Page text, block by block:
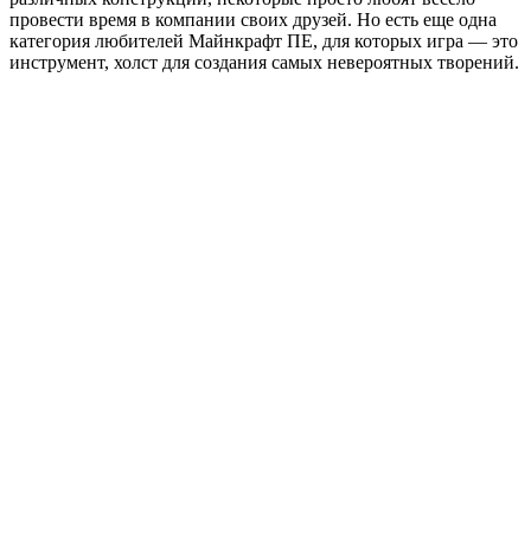
провести время в компании своих друзей. Но есть еще одна
категория любителей Майнкрафт ПЕ, для которых игра — это
инструмент, холст для создания самых невероятных творений.